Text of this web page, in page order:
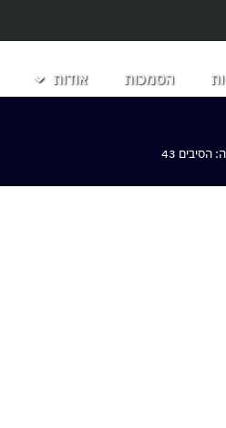
הסמכות אודות
43